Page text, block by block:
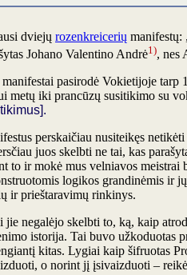
dviejų rozenkreicerių manifestų:
Johano Valentino Andrė1), nes
pasirodė Vokietijoje tarp
metų iki prancūzų susitikimo su
perskaičiau nusiteikęs
juos skelbti ne tai, kas
to ir mokė mus velniavos
logikos grandinėmis ir
ir prieštaravimų rinkinys.
jie negalėjo skelbti to, ką, kaip
istorija. Tai buvo užkoduotas
kitas. Lygiai kaip šifruotas
o norint jį įsivaizduoti –